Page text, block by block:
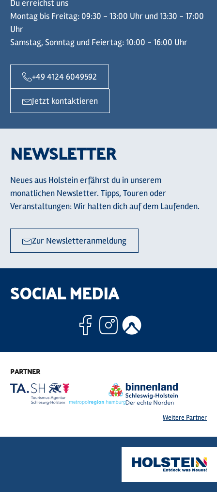
Du erreichst uns
Montag bis Freitag: 09:30 - 13:00 Uhr und 13:30 - 17:00
Uhr
Samstag, Sonntag und Feiertag: 10:00 - 16:00 Uhr
+49 4124 6049592
Jetzt kontaktieren
NEWSLETTER
Neues aus Holstein erfährst du in unserem
monatlichen Newsletter. Tipps, Touren oder
Veranstaltungen: Wir halten dich auf dem Laufenden.
Zur Newsletteranmeldung
SOCIAL MEDIA
Facebook
Instagram
PARTNER
Weitere Partner